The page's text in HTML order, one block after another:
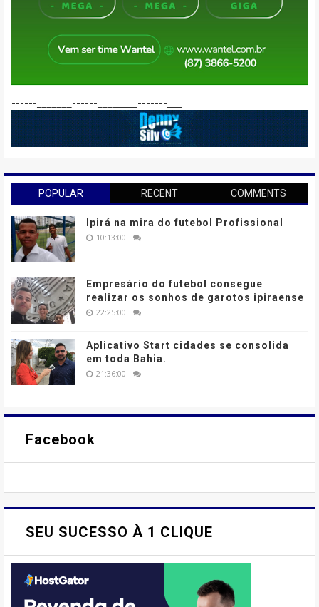
------_______------________-------___
POPULAR RECENT COMMENTS
Ipirá na mira do futebol Profissional
10:13:00
Empresário do futebol consegue
realizar os sonhos de garotos ipiraense
22:25:00
Aplicativo Start cidades se consolida
em toda Bahia.
21:36:00
Facebook
SEU SUCESSO À 1 CLIQUE